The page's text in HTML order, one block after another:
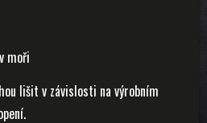
moři
lišit v závislosti na výrobním